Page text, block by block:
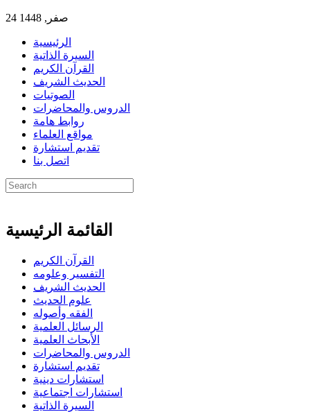
24 صفر, 1448
الرئيسية
السيرة الذاتية
القرآن الكريم
الحديث الشريف
الصوتيات
الدروس والمحاضرات
روابط هامة
مواقع العلماء
تقديم استشارة
اتصل بنا
القائمة الرئيسية
القرآن الكريم
التفسير وعلومه
الحديث الشريف
علوم الحديث
الفقه وأصوله
الرسائل العلمية
الأبحاث العلمية
الدروس والمحاضرات
تقديم استشارة
استشارات دينية
استشارات اجتماعية
السيرة الذاتية